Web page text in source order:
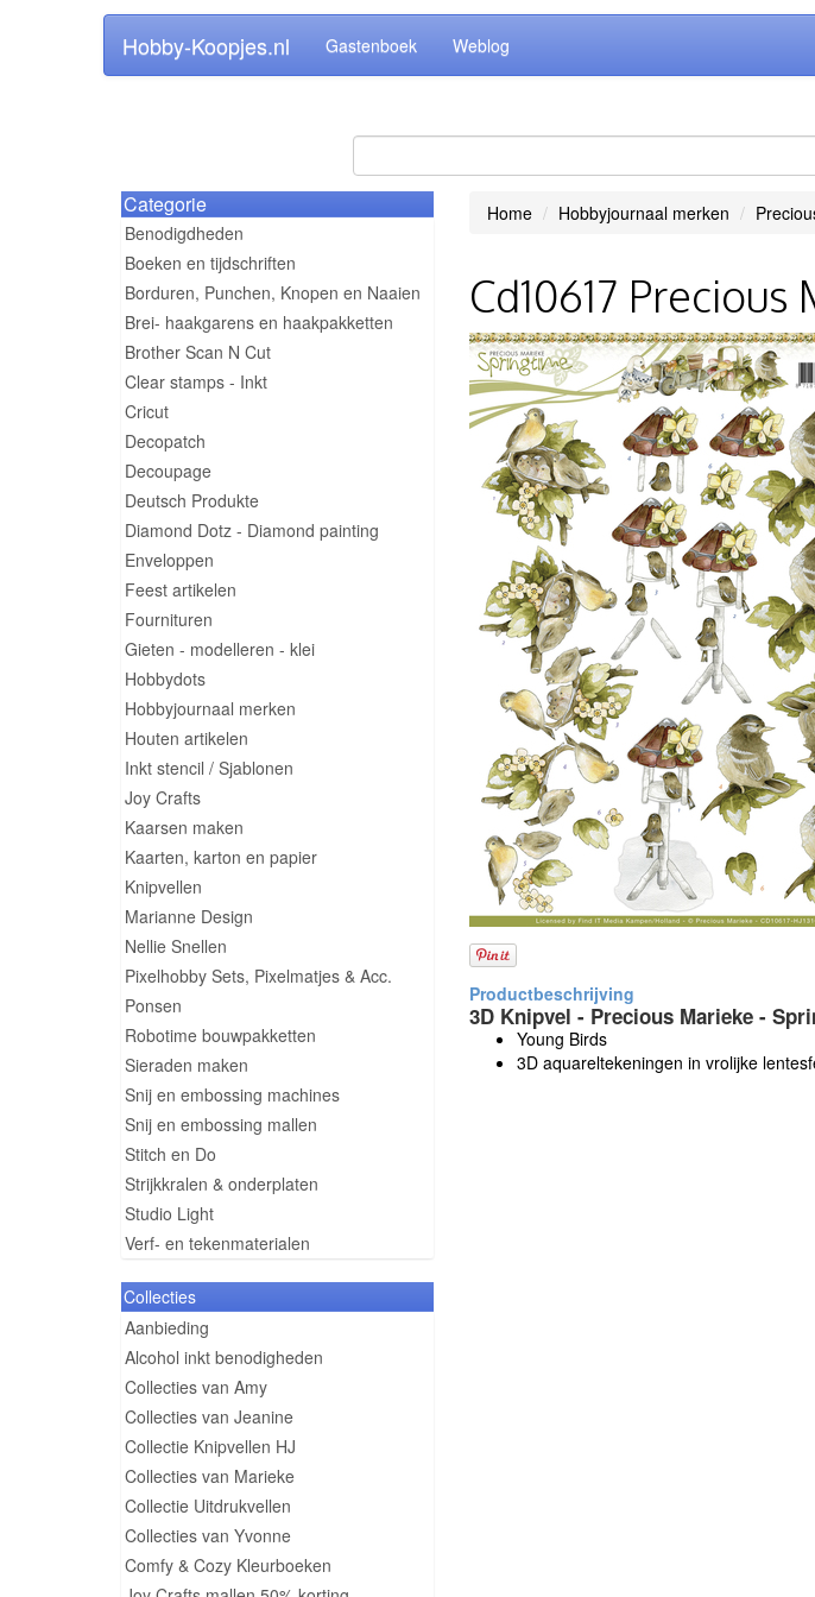
Hobby-Koopjes.nl Gastenboek Weblog
Categorie
Benodigdheden
Boeken en tijdschriften
Borduren, Punchen, Knopen en Naaien
Brei- haakgarens en haakpakketten
Brother Scan N Cut
Clear stamps - Inkt
Cricut
Decopatch
Decoupage
Deutsch Produkte
Diamond Dotz - Diamond painting
Enveloppen
Feest artikelen
Fournituren
Gieten - modelleren - klei
Hobbydots
Hobbyjournaal merken
Houten artikelen
Inkt stencil / Sjablonen
Joy Crafts
Kaarsen maken
Kaarten, karton en papier
Knipvellen
Marianne Design
Nellie Snellen
Pixelhobby Sets, Pixelmatjes & Acc.
Ponsen
Robotime bouwpakketten
Sieraden maken
Snij en embossing machines
Snij en embossing mallen
Stitch en Do
Strijkkralen & onderplaten
Studio Light
Verf- en tekenmaterialen
Collecties
Aanbieding
Alcohol inkt benodigheden
Collecties van Amy
Collecties van Jeanine
Collectie Knipvellen HJ
Collecties van Marieke
Collectie Uitdrukvellen
Collecties van Yvonne
Comfy & Cozy Kleurboeken
Home Hobbyjournaal merken
Cd10617
3D Knipvel - Precious Marieke -
Young Birds
3D aquareltekeningen in vrolijke